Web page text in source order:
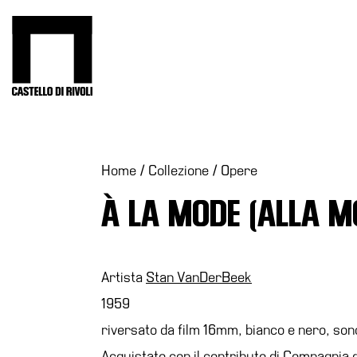
Home / Collezione / Opere
À LA MODE (ALLA
Artista Stan VanDerBeek
1959
riversato da film 16mm, bianco e nero,